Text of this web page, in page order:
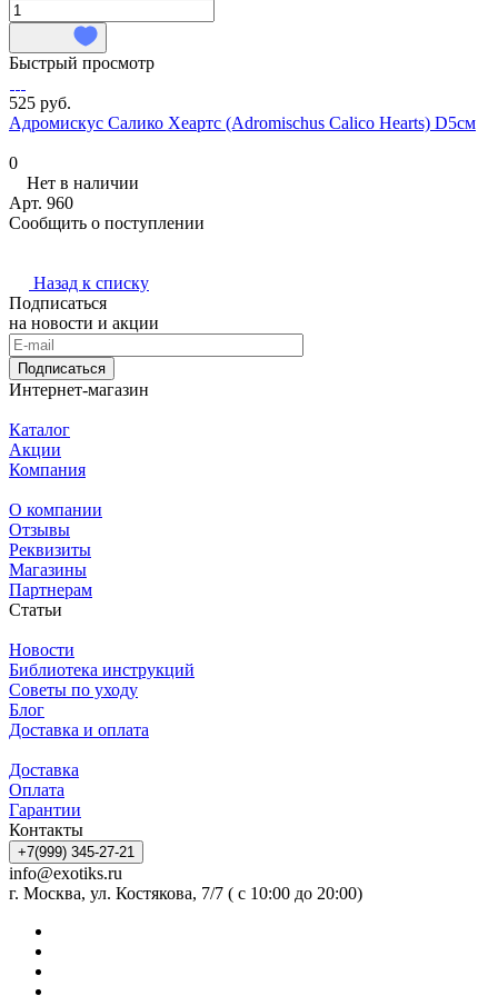
Быстрый просмотр
525 руб.
Адромискус Салико Хеартс (Adromischus Calico Hearts) D5см
0
Нет в наличии
Арт. 960
Сообщить о поступлении
Назад к списку
Подписаться
на новости и акции
Подписаться
Интернет-магазин
Каталог
Акции
Компания
О компании
Отзывы
Реквизиты
Магазины
Партнерам
Статьи
Новости
Библиотека инструкций
Советы по уходу
Блог
Доставка и оплата
Доставка
Оплата
Гарантии
Контакты
+7(999) 345-27-21
info@exotiks.ru
г. Москва, ул. Костякова, 7/7 ( с 10:00 до 20:00)